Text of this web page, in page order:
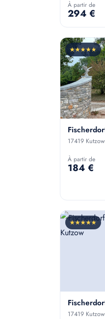
À partir de
294 €
★★★★★
17419 Kutzow
À partir de
184 €
★★★★★
17419 Kutzow